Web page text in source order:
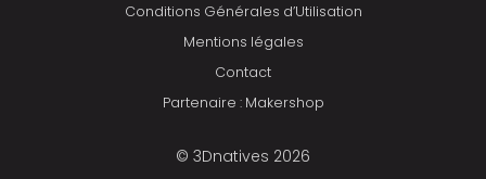
Conditions Générales d’Utilisation
Mentions légales
Contact
Partenaire : Makershop
© 3Dnatives 2026